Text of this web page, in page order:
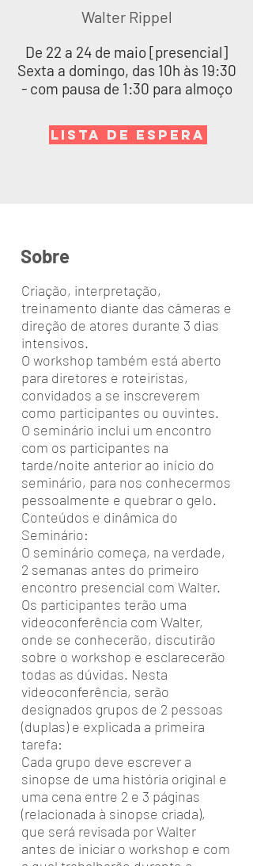
Walter Rippel
De 22 a 24 de maio [presencial]
Sexta a domingo, das 10h às 19:30
- com pausa de 1:30 para almoço
LISTA DE ESPERA
Sobre
Criação, interpretação,
treinamento diante das câmeras e
direção de atores durante 3 dias
intensivos.
O workshop também está aberto
para diretores e roteiristas,
convidados a se inscreverem
como participantes ou ouvintes.
O seminário inclui um encontro
com os participantes na
tarde/noite anterior ao início do
seminário, para nos conhecermos
pessoalmente e quebrar o gelo.
Conteúdos e dinâmica do
Seminário:
O seminário começa, na verdade,
2 semanas antes do primeiro
encontro presencial com Walter.
Os participantes terão uma
videoconferência com Walter,
onde se conhecerão, discutirão
sobre o workshop e esclarecerão
todas as dúvidas. Nesta
videoconferência, serão
designados grupos de 2 pessoas
(duplas) e explicada a primeira
tarefa:
Cada grupo deve escrever a
sinopse de uma história original e
uma cena entre 2 e 3 páginas
(relacionada à sinopse criada),
que será revisada por Walter
antes de iniciar o workshop e com